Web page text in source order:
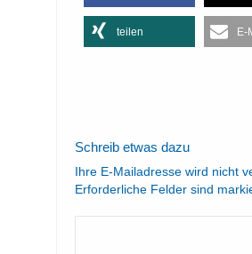
teilen E-
Schreib etwas dazu
Ihre E-Mailadresse wird nicht
Erforderliche Felder sind